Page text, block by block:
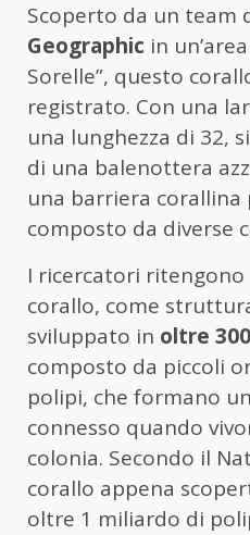
Scoperto da un team
Geographic in
Sorelle”, questo
registrato. Con una
una lunghezza di 32,
di una balenottera
una barriera corallina
composto da diverse
I ricercatori
corallo, come
sviluppato in oltre
composto da piccoli
polipi, che formano
connesso quando
colonia. Secondo il
corallo appena
oltre 1 miliardo di